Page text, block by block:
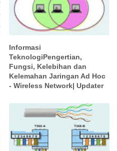
Informasi
TeknologiPengertian,
Fungsi, Kelebihan dan
Kelemahan Jaringan Ad Hoc
- Wireless Network| Updater